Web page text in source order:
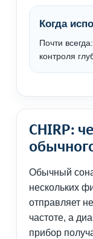
Когда
Почти
контроля
CHIRP:
Обычный
нескольких
отправляет
частоте, а
прибор